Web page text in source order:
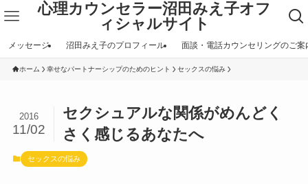
心理カウンセラー沼田みえ子オフ
ィシャルサイト
メッセージ 沼田みえ子のプロフィール 面談・電話カウンセリングのご案
ホーム 幸せなパートナーシップのためのヒント セックスの悩み
セクシュアルな関係がめんどく
さく感じるあなたへ
2016
11/02
セックスの悩み